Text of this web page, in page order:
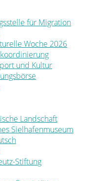
für Migration
Woche 2026
und Kultur
Landschaft
Sielhafenmuseum
Stiftung